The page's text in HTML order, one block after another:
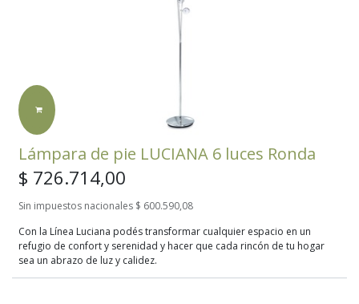
Lámpara de pie LUCIANA 6 luces Ronda
$ 726.714,00
Sin impuestos nacionales $ 600.590,08
Con la Línea Luciana podés transformar cualquier espacio en un
refugio de confort y serenidad y hacer que cada rincón de tu hogar
sea un abrazo de luz y calidez.
LÁMPARA G4 LED 2w